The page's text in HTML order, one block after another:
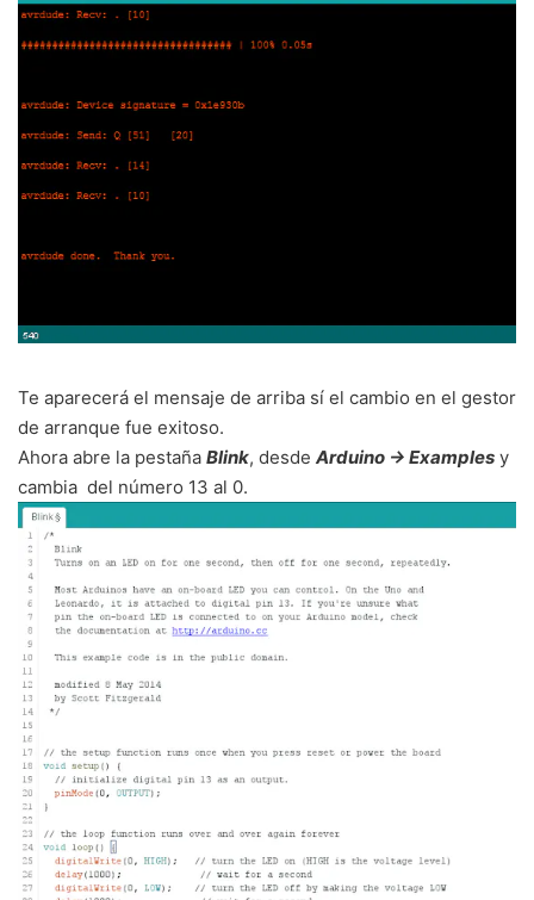
Te aparecerá el mensaje de arriba sí el cambio en el gestor
de arranque fue exitoso.
Ahora abre la pestaña Blink, desde Arduino -> Examples y
cambia del número 13 al 0.